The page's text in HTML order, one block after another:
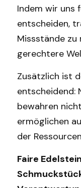
Indem wir uns
entscheiden,
Missstände zu
gerechtere
Zusätzlich ist
entscheidend:
bewahren
ermöglichen
der
Faire